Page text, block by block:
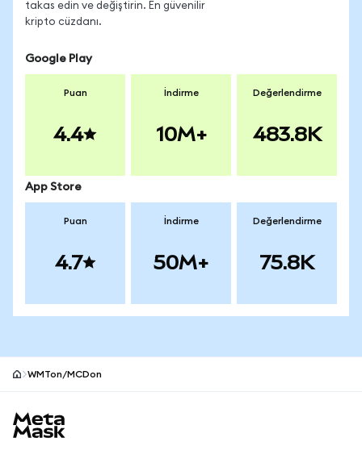
takas edin ve değiştirin. En güvenilir
kripto cüzdanı.
Google Play
Puan
4.4
İndirme
10M+
Değerlendirme
483.8K
App Store
Puan
4.7
İndirme
50M+
Değerlendirme
75.8K
WMTon/MCDon